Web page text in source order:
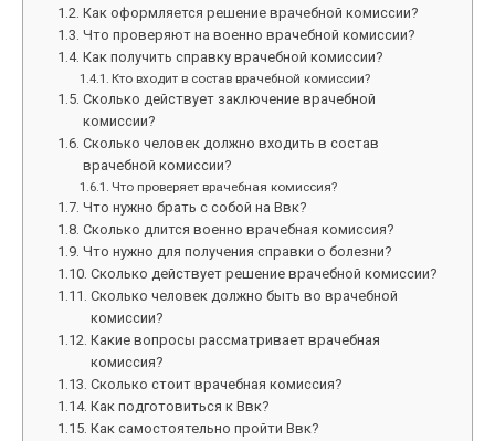
Как оформляется решение врачебной комиссии?
Что проверяют на военно врачебной комиссии?
Как получить справку врачебной комиссии?
Кто входит в состав врачебной комиссии?
Сколько действует заключение врачебной
комиссии?
Сколько человек должно входить в состав
врачебной комиссии?
Что проверяет врачебная комиссия?
Что нужно брать с собой на Ввк?
Сколько длится военно врачебная комиссия?
Что нужно для получения справки о болезни?
Сколько действует решение врачебной комиссии?
Сколько человек должно быть во врачебной
комиссии?
Какие вопросы рассматривает врачебная
комиссия?
Сколько стоит врачебная комиссия?
Как подготовиться к Ввк?
Как самостоятельно пройти Ввк?